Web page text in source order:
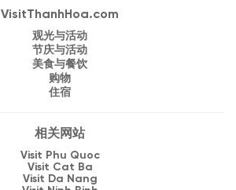
VisitThanhHoa.com
观光与活动
节庆与活动
美食与餐饮
购物
住宿
相关网站
Visit Phu Quoc
Visit Cat Ba
Visit Da Nang